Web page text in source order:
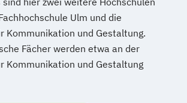
Ulm und die
Kommunikation und Gestaltung.
Fächer werden etwa an der
Kommunikation und Gestaltung